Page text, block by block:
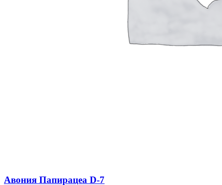
Авония Папирацеа D-7